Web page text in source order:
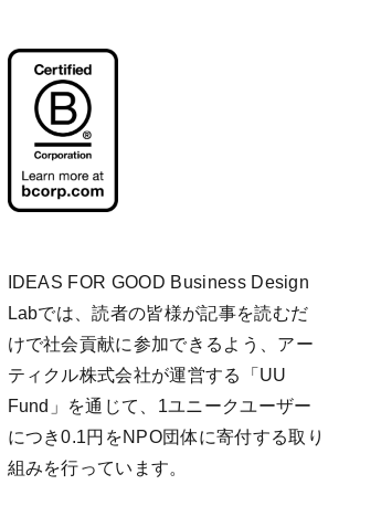
IDEAS FOR GOOD Business Design
Labでは、読者の皆様が記事を読むだ
けで社会貢献に参加できるよう、アー
ティクル株式会社が運営する「 UU
Fund 」を通じて、1ユニークユーザー
につき0.1円をNPO団体に寄付する取り
組みを行っています。